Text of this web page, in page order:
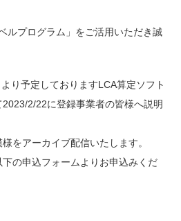
ルプログラム」をご活用いただき誠
り予定しておりますLCA算定ソフト
2/22に登録事業者の皆様へ説明
をアーカイブ配信いたします。
の申込フォームよりお申込みくだ